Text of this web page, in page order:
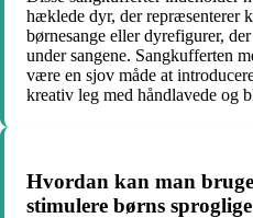
hæklede dyr, der repræsenterer
børnesange eller dyrefigurer,
under sangene. Sangkufferten
være en sjov måde at
kreativ leg med håndlavede og
Hvordan kan man
stimulere børns